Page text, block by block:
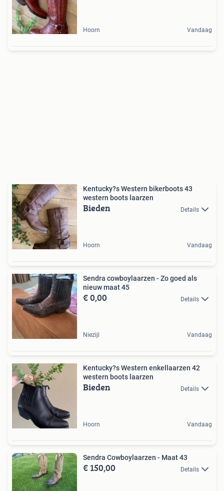
Hoorn Vandaag
Kentucky?s Western bikerboots 43
western boots laarzen
Bieden Details
Hoorn Vandaag
Sendra cowboylaarzen - Zo goed als
nieuw maat 45
€ 0,00 Details
Niezijl Vandaag
Kentucky?s Western enkellaarzen 42
western boots laarzen
Bieden Details
Hoorn Vandaag
Sendra Cowboylaarzen - Maat 43
€ 150,00 Details